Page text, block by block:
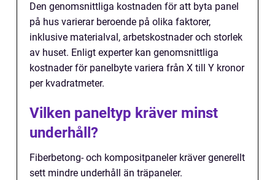
Den genomsnittliga kostnaden för att byta panel
på hus varierar beroende på olika faktorer,
inklusive materialval, arbetskostnader och storlek
av huset. Enligt experter kan genomsnittliga
kostnader för panelbyte variera från X till Y kronor
per kvadratmeter.
Vilken paneltyp kräver minst
underhåll?
Fiberbetong- och kompositpaneler kräver generellt
sett mindre underhåll än träpaneler.